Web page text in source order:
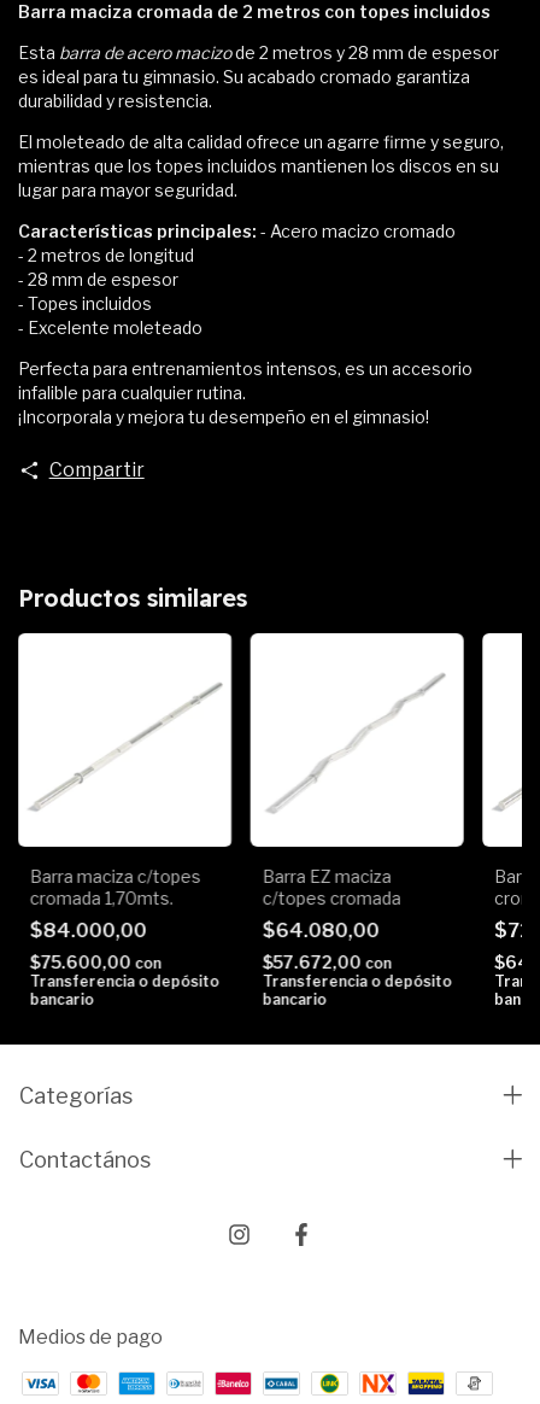
Barra maciza cromada de 2 metros con topes incluidos
Esta barra de acero macizode 2 metros y 28 mm de espesor
es ideal para tu gimnasio. Su acabado cromado garantiza
durabilidad y resistencia.
El moleteado de alta calidad ofrece un agarre firme y seguro,
mientras que los topes incluidos mantienen los discos en su
lugar para mayor seguridad.
Características principales: - Acero macizo cromado
- 2 metros de longitud
- 28 mm de espesor
- Topes incluidos
- Excelente moleteado
Perfecta para entrenamientos intensos, es un accesorio
infalible para cualquier rutina.
¡Incorporala y mejora tu desempeño en el gimnasio!
Compartir
Productos similares
Barra maciza c/topes
cromada 1,70mts.
$84.000,00
$75.600,00 con
Transferencia o depósito
bancario
Barra EZ maciza
c/topes cromada
$64.080,00
$57.672,00 con
Transferencia o depósito
bancario
Categorías
Contactános
Medios de pago